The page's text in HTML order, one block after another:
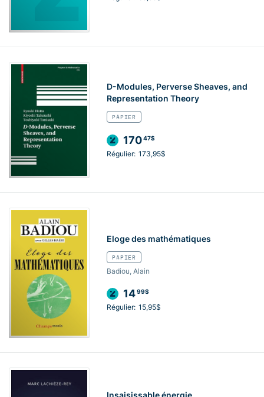
D-Modules, Perverse Sheaves, and
Representation Theory
PAPIER
17047$
Régulier: 173,95$
Eloge des mathématiques
PAPIER
Badiou, Alain
1499$
Régulier: 15,95$